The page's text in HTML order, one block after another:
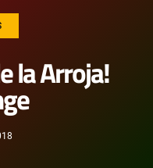
la Arroja!